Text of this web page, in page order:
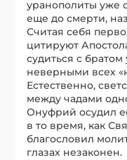
уранополиты уже
еще до смерти,
Считая себя
цитируют
судиться с
неверными всех
Естественно,
между чадами
Онуфрий осудил
в то время, как
благословил
глазах незаконен.